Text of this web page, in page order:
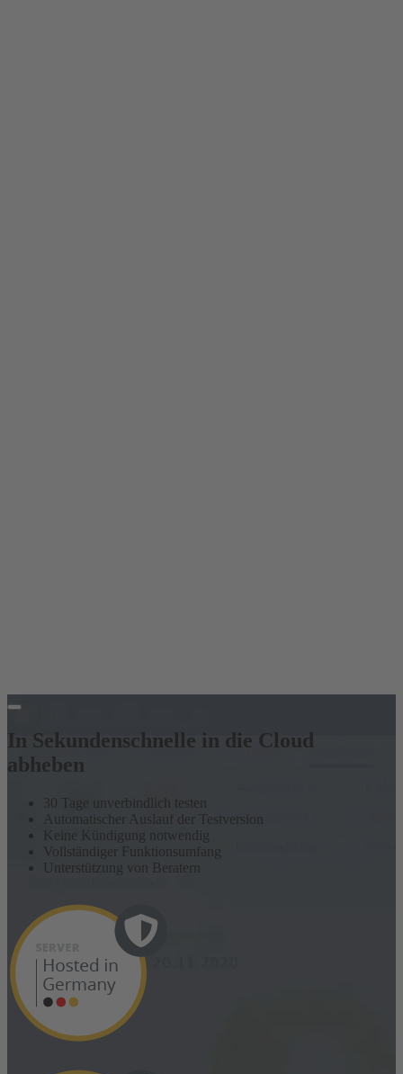
In Sekundenschnelle in die Cloud
abheben
30 Tage unverbindlich testen
Automatischer Auslauf der Testversion
Keine Kündigung notwendig
Vollständiger Funktionsumfang
Unterstützung von Beratern